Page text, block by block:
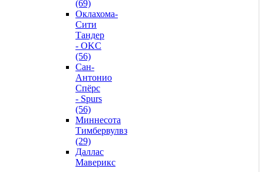
(69)
Оклахома-
Сити
Тандер
- OKC
(56)
Сан-
Антонио
Спёрс
- Spurs
(56)
Миннесота
Тимбервулвз
(29)
Даллас
Маверикс